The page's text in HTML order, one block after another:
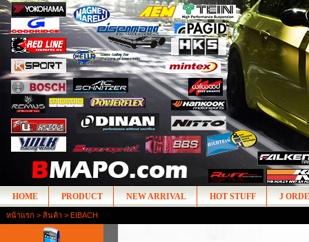
HOME PRODUCT NEW ARRIVAL HOT STUFF J
หน้าแรก > สินค้า > EIBACH